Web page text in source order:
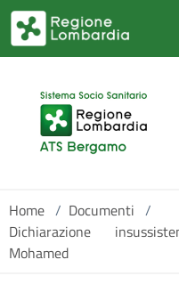
Salta al contenuto principale
Home / Documenti /
Dichiarazione
Mohamed